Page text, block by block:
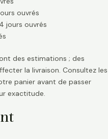
ouvrés
jours ouvrés
des estimations ; des
la livraison. Consultez les
panier avant de passer
exactitude.